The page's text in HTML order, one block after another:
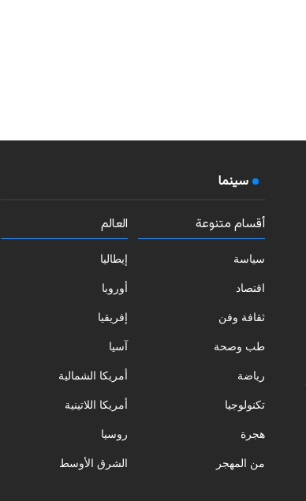
سينما
أقسام متنوعة
سياسة
اقتصاد
ثقافة وفن
طب وصحة
رياضة
تكنولوجيا
هجرة
من المهجر
العالم
إيطاليا
أوروبا
إفريقيا
آسيا
أمريكا الشمالية
أمريكا اللاتينية
روسيا
الشرق الأوسط